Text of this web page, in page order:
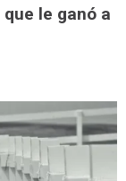
le ganó a